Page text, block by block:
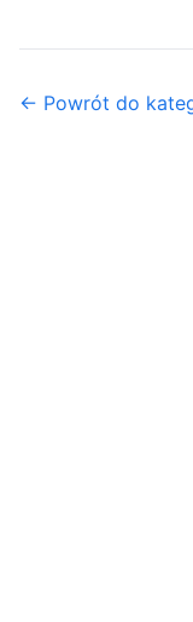
← Powrót do